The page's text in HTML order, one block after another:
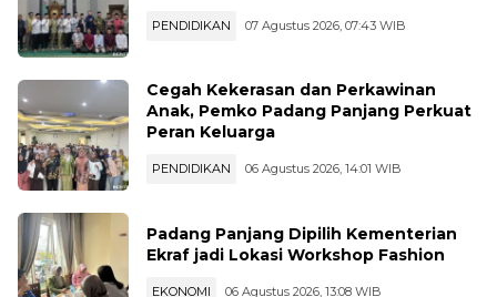
PENDIDIKAN 07 Agustus 2026, 07:43 WIB
Cegah Kekerasan dan Perkawinan
Anak, Pemko Padang Panjang Perkuat
Peran Keluarga
PENDIDIKAN 06 Agustus 2026, 14:01 WIB
Padang Panjang Dipilih Kementerian
Ekraf jadi Lokasi Workshop Fashion
EKONOMI 06 Agustus 2026, 13:08 WIB